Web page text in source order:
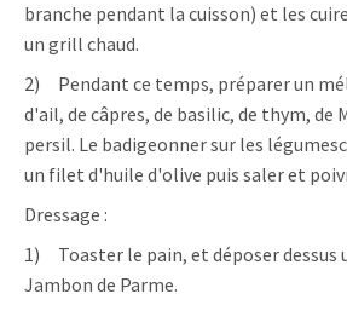
branche pendant la cuisson) et les
un grill chaud.
2)
Pendant ce temps, préparer un
d'ail, de câpres, de basilic, de thym, de
persil. Le badigeonner sur les légumes
un filet d'huile d'olive puis saler et
Dressage :
1)
Toaster le pain, et déposer dessus
Jambon de Parme.